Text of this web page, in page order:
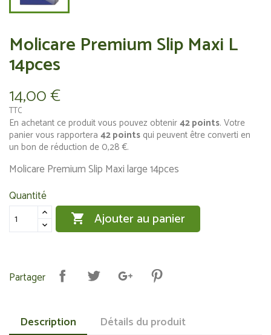
Molicare Premium Slip Maxi L
14pces
14,00 €
TTC
En achetant ce produit vous pouvez obtenir42points. Votre
panier vous rapportera 42points qui peuvent être converti en
un bon de réduction de 0,28 €.
Molicare Premium Slip Maxi large 14pces
Quantité
 Ajouter au panier
Partager
Description Détails du produit